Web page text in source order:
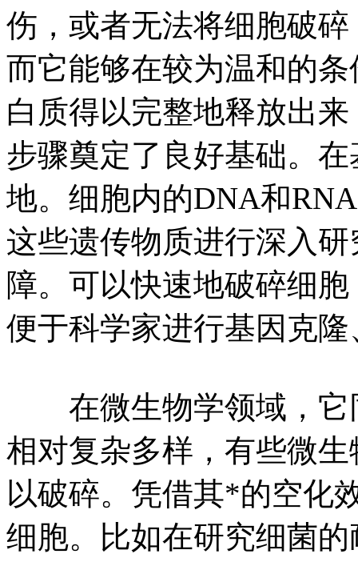
伤，或者无法将细胞破
而它能够在较为温和的
白质得以完整地释放出
步骤奠定了良好基础。
地。细胞内的DNA和
这些遗传物质进行深入
障。可以快速地破碎细
便于科学家进行基因克
在微生物学领域，它
相对复杂多样，有些微
以破碎。凭借其*的空化
细胞。比如在研究细菌